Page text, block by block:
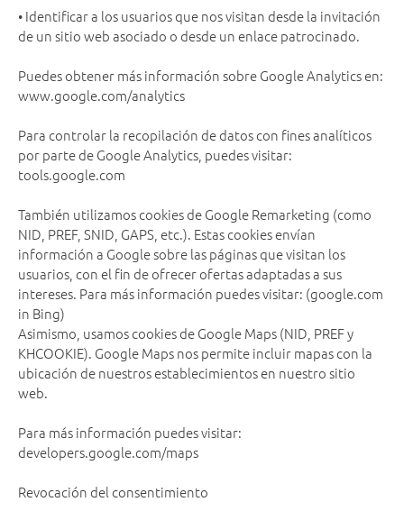
• Identificar a los usuarios que nos visitan desde la invitación
de un sitio web asociado o desde un enlace patrocinado.
Puedes obtener más información sobre Google Analytics en:
www.google.com/analytics
Para controlar la recopilación de datos con fines analíticos
por parte de Google Analytics, puedes visitar:
tools.google.com
También utilizamos cookies de Google Remarketing (como
NID, PREF, SNID, GAPS, etc.). Estas cookies envían
información a Google sobre las páginas que visitan los
usuarios, con el fin de ofrecer ofertas adaptadas a sus
intereses. Para más información puedes visitar: (google.com
in Bing)
Asimismo, usamos cookies de Google Maps (NID, PREF y
KHCOOKIE). Google Maps nos permite incluir mapas con la
ubicación de nuestros establecimientos en nuestro sitio
web.
Para más información puedes visitar:
developers.google.com/maps
Revocación del consentimiento